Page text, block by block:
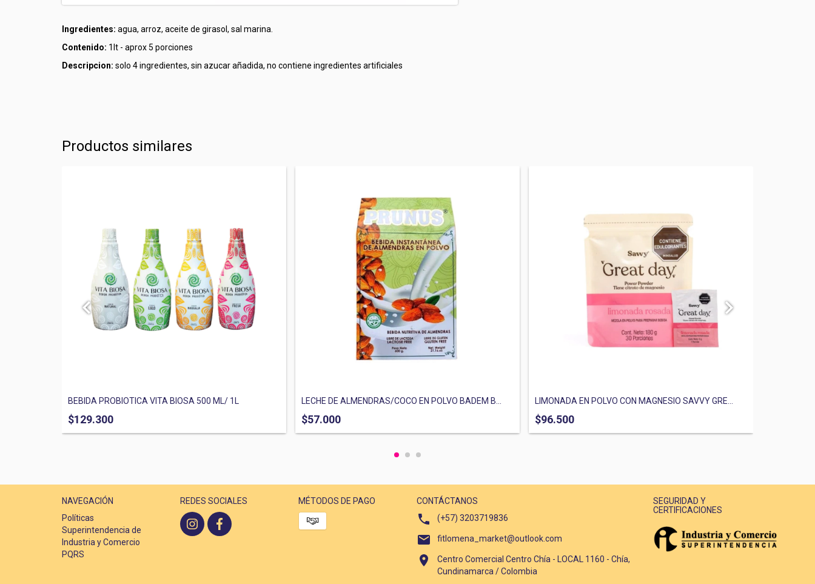
Ingredientes: agua, arroz, aceite de girasol, sal marina.
Contenido: 1lt - aprox 5 porciones
Descripcion: solo 4 ingredientes, sin azucar añadida, no contiene ingredientes artificiales
Productos similares
BEBIDA PROBIOTICA VITA BIOSA 500 ML/ 1L
$129.300
LECHE DE ALMENDRAS/COCO EN POLVO BADEM B...
$57.000
LIMONADA EN POLVO CON MAGNESIO SAVVY GRE...
$96.500
NAVEGACIÓN
Políticas
Superintendencia de
Industria y Comercio
PQRS
REDES SOCIALES MÉTODOS DE PAGO
CONTÁCTANOS
(+57) 3203719836
fitlomena_market@outlook.com
Centro Comercial Centro Chía - LOCAL 1160 - Chía,
Cundinamarca / Colombia
SEGURIDAD Y
CERTIFICACIONES